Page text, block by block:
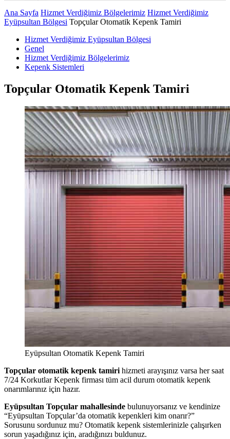
Ana Sayfa Hizmet Verdiğimiz Bölgelerimiz Hizmet Verdiğimiz
Eyüpsultan Bölgesi Topçular Otomatik Kepenk Tamiri
Hizmet Verdiğimiz Eyüpsultan Bölgesi
Genel
Hizmet Verdiğimiz Bölgelerimiz
Kepenk Sistemleri
Topçular Otomatik Kepenk Tamiri
Eyüpsultan Otomatik Kepenk Tamiri
Topçular otomatik kepenk tamiri hizmeti arayışınız varsa her saat
7/24 Korkutlar Kepenk firması tüm acil durum otomatik kepenk
onarımlarınız için hazır.
Eyüpsultan Topçular mahallesinde bulunuyorsanız ve kendinize
“Eyüpsultan Topçular’da otomatik kepenkleri kim onarır?”
Sorusunu sordunuz mu? Otomatik kepenk sistemlerinizle çalışırken
sorun yaşadığınız için, aradığınızı buldunuz.